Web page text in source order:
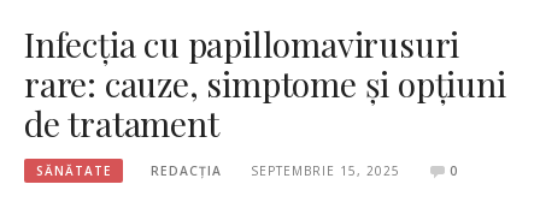
Infecția cu papillomavirusuri
rare: cauze, simptome și opțiuni
de tratament
SĂNĂTATE REDACȚIA SEPTEMBRIE 15, 2025 0